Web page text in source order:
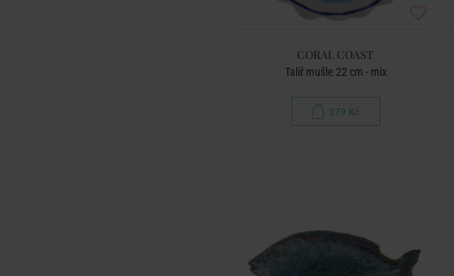
CORAL COAST
Talíř mušle 22 cm - mix
279 Kč